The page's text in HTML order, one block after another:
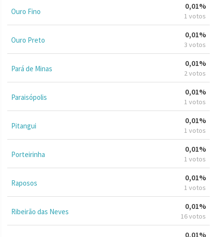
Ouro Fino
0,01%
1 votos
Ouro Preto
0,01%
3 votos
Pará de Minas
0,01%
2 votos
Paraisópolis
0,01%
1 votos
Pitangui
0,01%
1 votos
Porteirinha
0,01%
1 votos
Raposos
0,01%
1 votos
Ribeirão das Neves
0,01%
16 votos
0,01%